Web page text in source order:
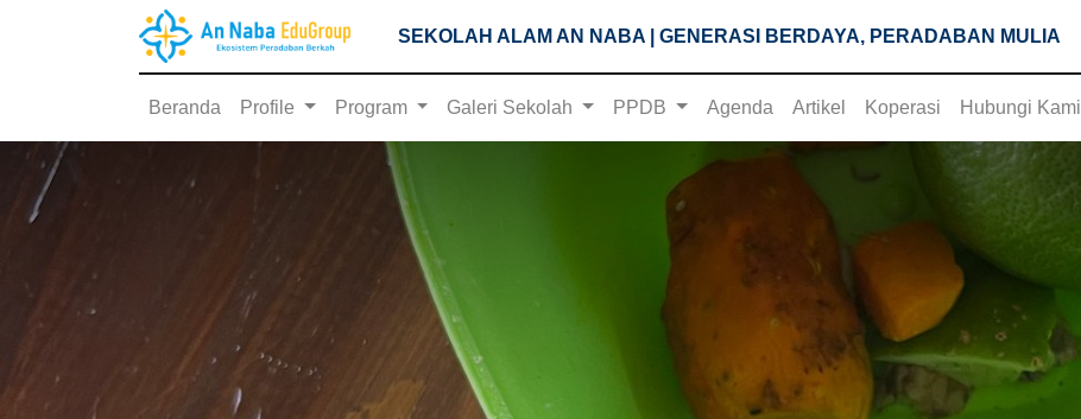
SEKOLAH ALAM AN NABA | GENERASI BERDAYA, PERADABAN MULIA
Beranda Profile Program Galeri Sekolah PPDB Agenda Artikel Koperasi Hubungi Kami